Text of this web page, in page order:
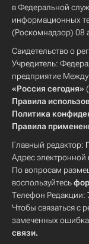
в Федеральной
информационных
(Роскомнадзор) 08
Свидетельство о
Учредитель:
предприятие
«Россия сегодня»
Правила
Политика
Правила
Главный редактор:
Адрес электронной
По вопросам
воспользуйтесь
Телефон Редакции:
Чтобы связаться с
замеченных
связи.